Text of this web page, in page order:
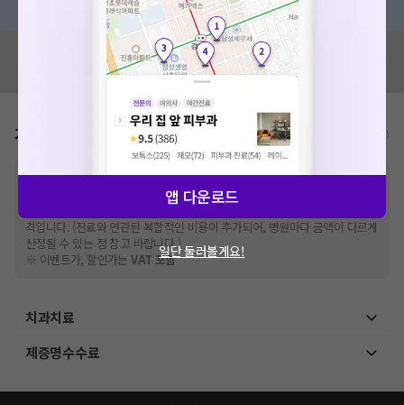
혹시 잘못된 병원정보가 있나요?
모두닥 팀에 알려주세요!
가격표 비급여/급여 진료란?
※비급여 항목의 경우,추가비용 등으로 실제 가격과 상이할 수 있으니, 정확
한 가격은 해당 의료기관에 직접 문의해주세요.
건강보험심사평가원
격입니다. (진료와 연관된 복합적인 비용이 추가되어, 병원마다 금액이 다르게
산정될 수 있는 점 참고 바랍니다.)
※ 이벤트가, 할인가는VAT 포함
치과치료
제증명수수료
앱 다운로드
일단 둘러볼게요!